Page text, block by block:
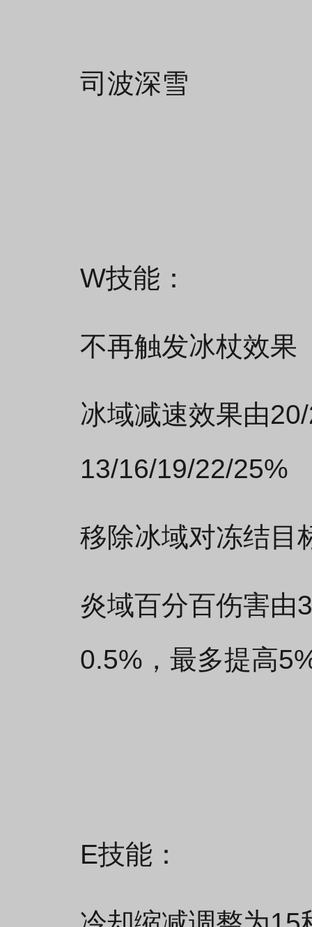
司波深雪
W技能：
不再触发冰杖效果
冰域减速效果由
13/16/19/22/25%
移除冰域对冻结目
炎域百分百伤害由
0.5%，最多提高
E技能：